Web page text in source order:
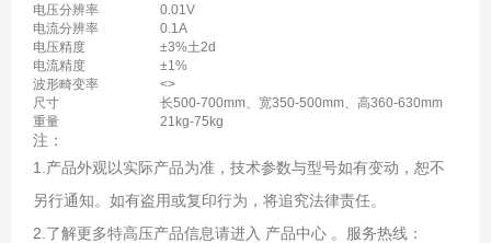
电压分辨率
0.01V
电流分辨率
0.1A
电压精度
±3%土2d
电流精度
±1%
波形畸变率
<>
尺寸
长500-700mm、宽350-500mm、高360-630mm
重量
21kg-75kg
注：
1.产品外观以实际产品为准，技术参数与型号如有变动，恕不
另行通知。如有盗用或复印行为，将追究法律责任。
2.了解更多特高压产品信息请进入 产品中心 。服务热线：